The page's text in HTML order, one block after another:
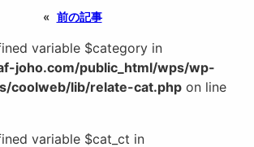
« 前の記事
variable $category in
joho.com/public_html/wps/wp-
coolweb/lib/relate-cat.php on line
variable $cat_ct in